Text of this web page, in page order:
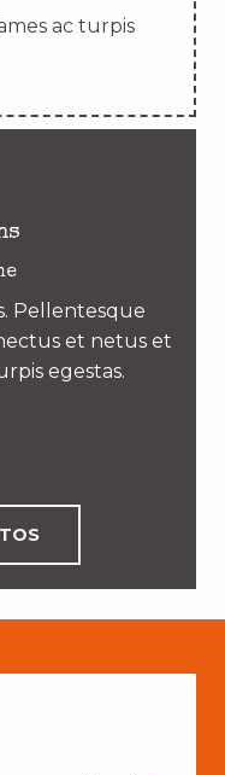
ac turpis
Pellentesque
et netus et
egestas.